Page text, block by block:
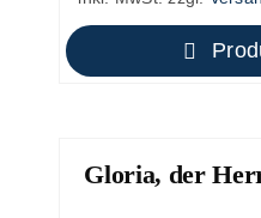
Gloria, der